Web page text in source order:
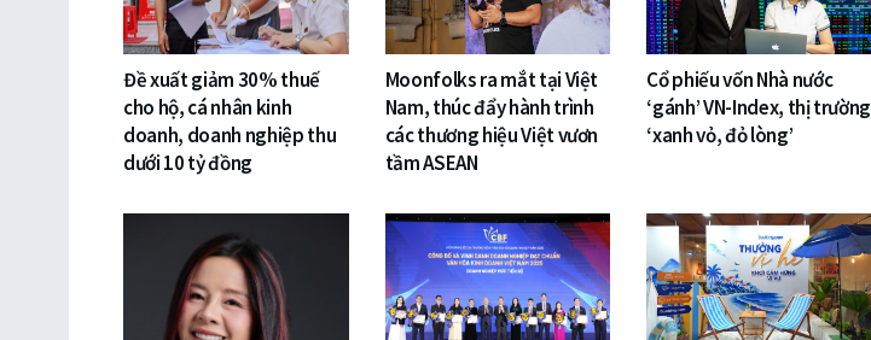
Đề xuất giảm 30% thuế
cho hộ, cá nhân kinh
doanh, doanh nghiệp thu
dưới 10 tỷ đồng
Moonfolks ra mắt tại Việt
Nam, thúc đẩy hành trình
các thương hiệu Việt vươn
tầm ASEAN
Cổ phiếu vốn Nhà nước
‘gánh’ VN-Index, thị trường
‘xanh vỏ, đỏ lòng’